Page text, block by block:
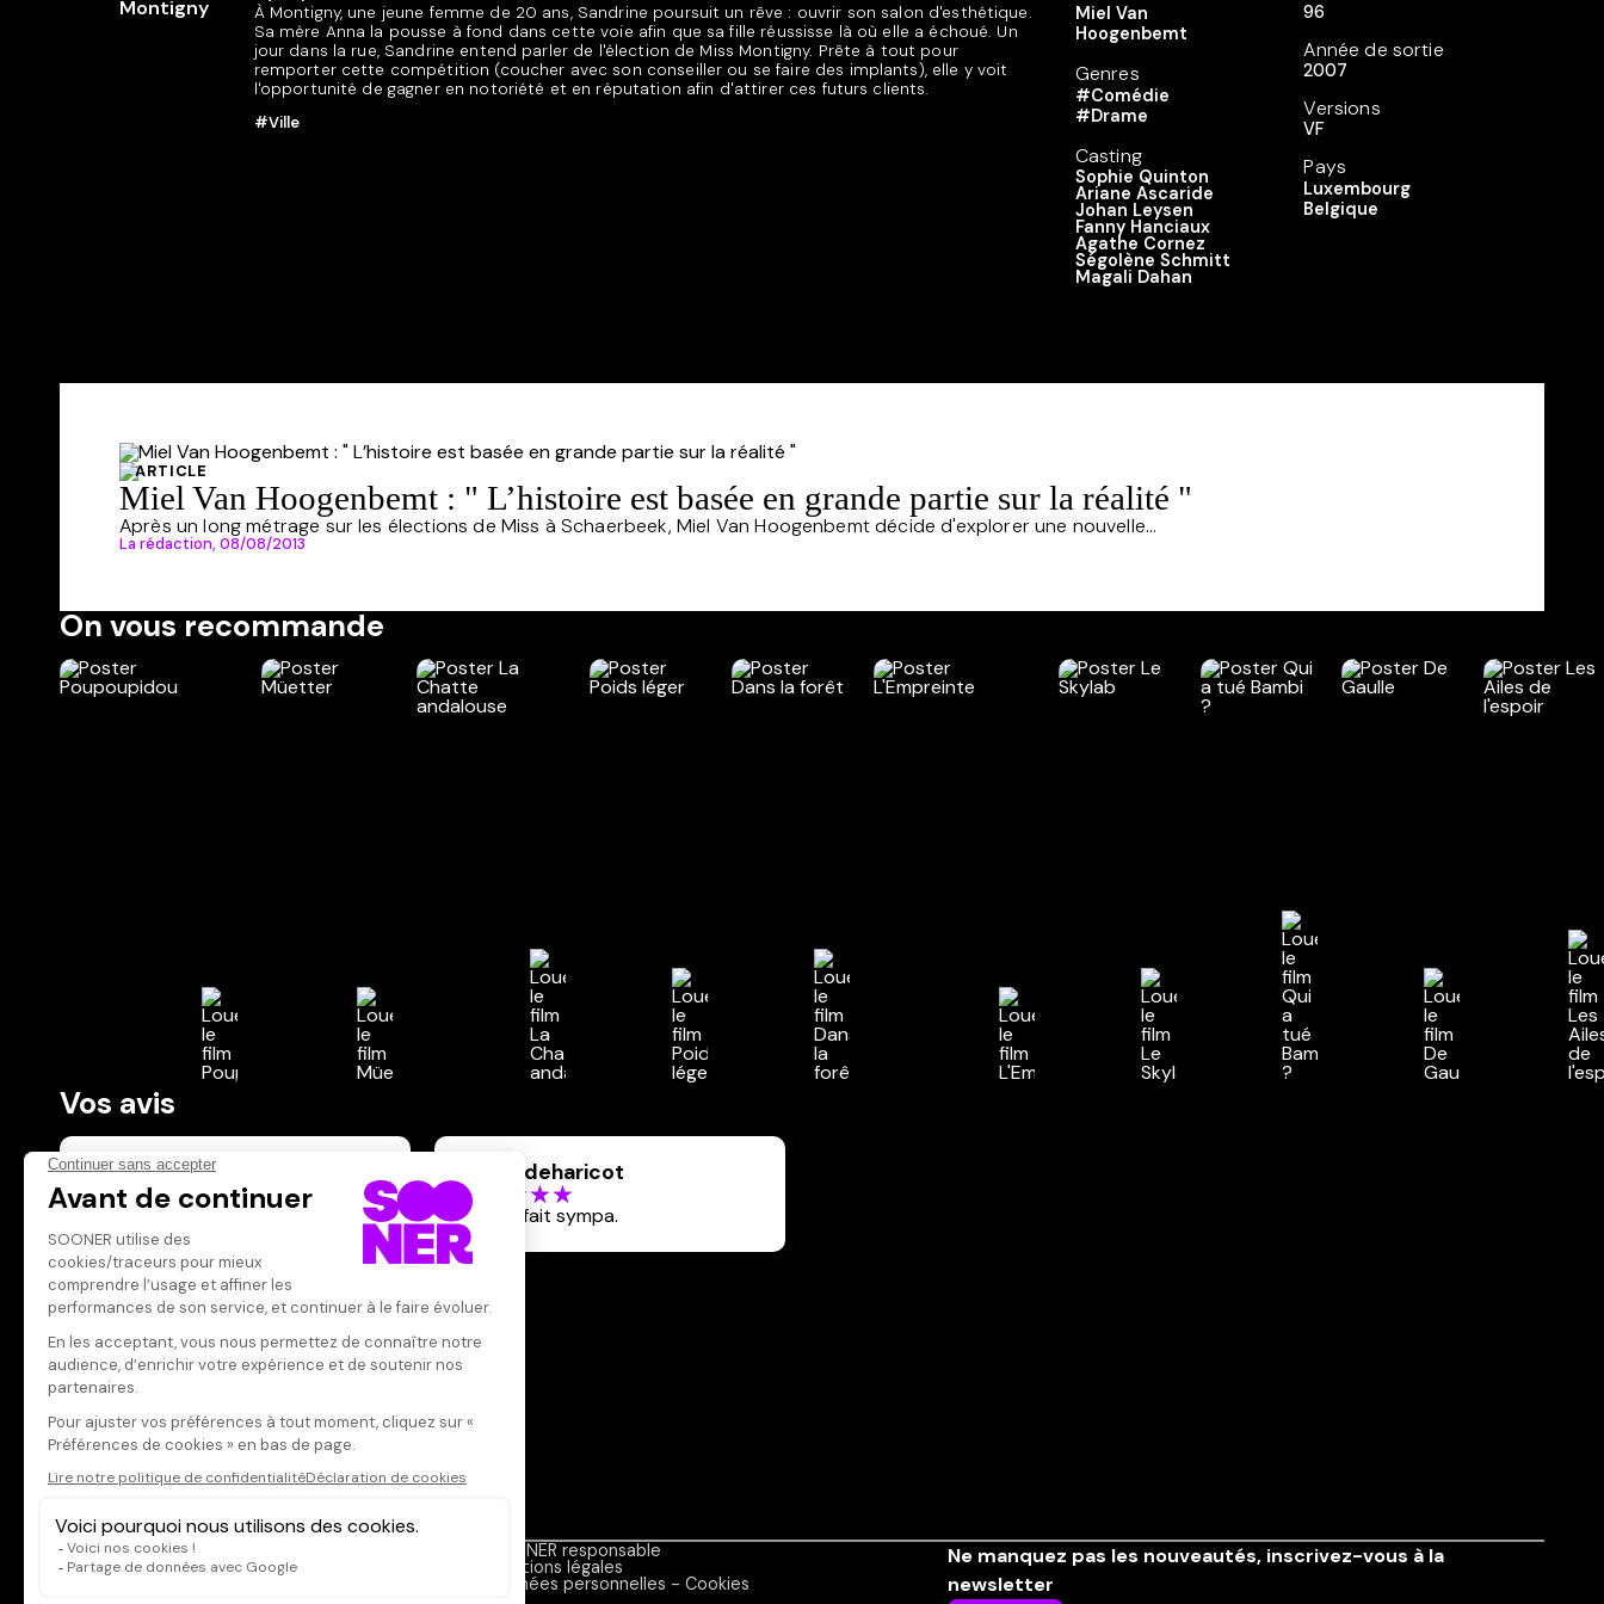
À Montigny, une jeune femme de 20 ans, Sandrine poursuit un rêve : ouvrir son salon d'esthétique.
Sa mère Anna la pousse à fond dans cette voie afin que sa fille réussisse là où elle a échoué. Un
jour dans la rue, Sandrine entend parler de l'élection de Miss Montigny. Prête à tout pour
remporter cette compétition (coucher avec son conseiller ou se faire des implants), elle y voit
l'opportunité de gagner en notoriété et en réputation afin d'attirer ces futurs clients.
#Ville
Miel Van
Hoogenbemt
Genres
#Comédie
#Drame
Casting
Sophie Quinton
Ariane Ascaride
Johan Leysen
Fanny Hanciaux
Agathe Cornez
Ségolène Schmitt
Magali Dahan
96
Année de sortie
2007
Versions
VF
Pays
Luxembourg
Belgique
ARTICLE
Miel Van Hoogenbemt : " L’histoire est basée en grande partie sur la réalité "
Après un long métrage sur les élections de Miss à Schaerbeek, Miel Van Hoogenbemt décide d'explorer une nouvelle...
La rédaction, 08/08/2013
On vous recommande
Vos avis
Donnez votre avis
Votre note
Votre commentaire
Il faut vous connecter pour
publier un avis
CONNEXION
grainedeharicot
Tout à fait sympa.
Dispo dans l'abonnement
SOONER responsable
Mentions légales
Données personnelles - Cookies
Ne manquez pas les nouveautés, inscrivez-vous à la
newsletter